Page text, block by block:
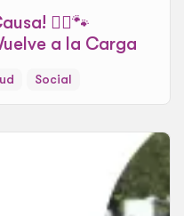
🏃‍♀️🐾
a la Carga
Social